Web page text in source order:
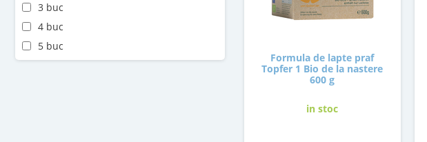
3 buc
4 buc
5 buc
Formula de lapte praf
Topfer 1 Bio de la nastere
600 g
in stoc